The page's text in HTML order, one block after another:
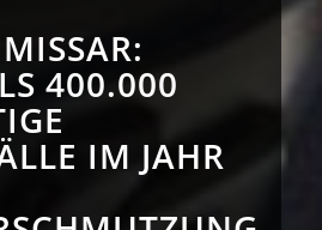
400.000
IM JAHR